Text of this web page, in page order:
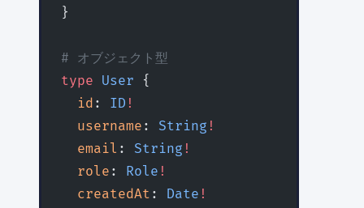
}
# オブジェクト型
type User {
  id
: ID !
  username
: String !
  email
: String !
  role
: Role !
  createdAt
: Date !